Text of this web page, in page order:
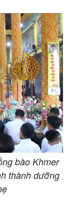
bào Khmer
thành dưỡng